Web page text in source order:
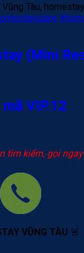
Tàu,
(Mini
VIP.12
tìm kiếm, gọi
VŨNG TÀU 🚨